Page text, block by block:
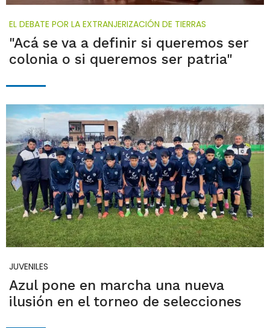
EL DEBATE POR LA EXTRANJERIZACIÓN DE TIERRAS
"Acá se va a definir si queremos ser
colonia o si queremos ser patria"
JUVENILES
Azul pone en marcha una nueva
ilusión en el torneo de selecciones